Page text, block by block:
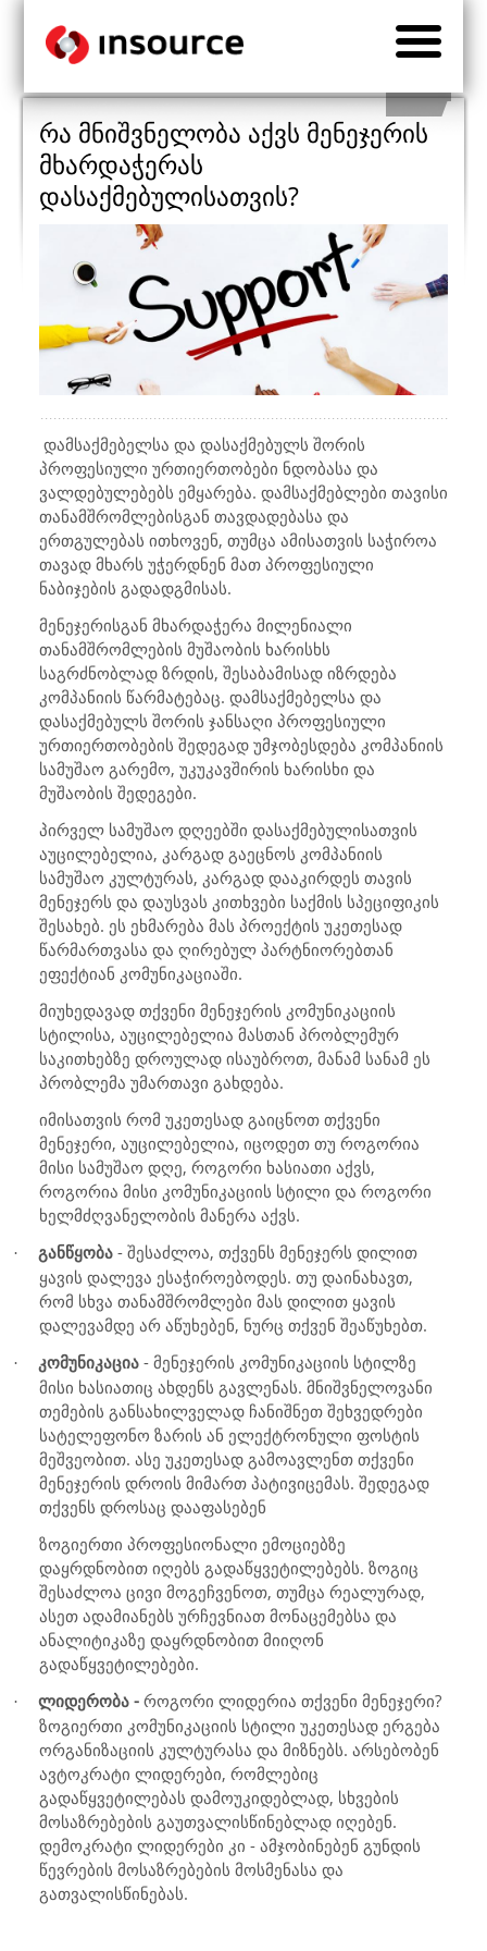
რა მნიშვნელობა აქვს მენეჯერის
მხარდაჭერას
დასაქმებულისათვის?
დამსაქმებელსა და დასაქმებულს შორის
პროფესიული ურთიერთობები ნდობასა და
ვალდებულებებს ემყარება. დამსაქმებლები თავისი
თანამშრომლებისგან თავდადებასა და
ერთგულებას ითხოვენ, თუმცა ამისათვის საჭიროა
თავად მხარს უჭერდნენ მათ პროფესიული
ნაბიჯების გადადგმისას.
მენეჯერისგან მხარდაჭერა მილენიალი
თანამშრომლების მუშაობის ხარისხს
საგრძნობლად ზრდის, შესაბამისად იზრდება
კომპანიის წარმატებაც. დამსაქმებელსა და
დასაქმებულს შორის ჯანსაღი პროფესიული
ურთიერთობების შედეგად უმჯობესდება კომპანიის
სამუშაო გარემო, უკუკავშირის ხარისხი და
მუშაობის შედეგები.
პირველ სამუშაო დღეებში დასაქმებულისათვის
აუცილებელია, კარგად გაეცნოს კომპანიის
სამუშაო კულტურას, კარგად დააკირდეს თავის
მენეჯერს და დაუსვას კითხვები საქმის სპეციფიკის
შესახებ. ეს ეხმარება მას პროექტის უკეთესად
წარმართვასა და ღირებულ პარტნიორებთან
ეფექტიან კომუნიკაციაში.
მიუხედავად თქვენი მენეჯერის კომუნიკაციის
სტილისა, აუცილებელია მასთან პრობლემურ
საკითხებზე დროულად ისაუბროთ, მანამ სანამ ეს
პრობლემა უმართავი გახდება.
იმისათვის რომ უკეთესად გაიცნოთ თქვენი
მენეჯერი, აუცილებელია, იცოდეთ თუ როგორია
მისი სამუშაო დღე, როგორი ხასიათი აქვს,
როგორია მისი კომუნიკაციის სტილი და როგორი
ხელმძღვანელობის მანერა აქვს.
· განწყობა- შესაძლოა, თქვენს მენეჯერს დილით
ყავის დალევა ესაჭიროებოდეს. თუ დაინახავთ,
რომ სხვა თანამშრომლები მას დილით ყავის
დალევამდე არ აწუხებენ, ნურც თქვენ შეაწუხებთ.
· კომუნიკაცია- მენეჯერის კომუნიკაციის სტილზე
მისი ხასიათიც ახდენს გავლენას. მნიშვნელოვანი
თემების განსახილველად ჩანიშნეთ შეხვედრები
სატელეფონო ზარის ან ელექტრონული ფოსტის
მეშვეობით. ასე უკეთესად გამოავლენთ თქვენი
მენეჯერის დროის მიმართ პატივიცემას. შედეგად
თქვენს დროსაც დააფასებენ
ზოგიერთი პროფესიონალი ემოციებზე
დაყრდნობით იღებს გადაწყვეტილებებს. ზოგიც
შესაძლოა ცივი მოგეჩვენოთ, თუმცა რეალურად,
ასეთ ადამიანებს ურჩევნიათ მონაცემებსა და
ანალიტიკაზე დაყრდნობით მიიღონ
გადაწყვეტილებები.
· ლიდერობა - როგორი ლიდერია თქვენი მენეჯერი?
ზოგიერთი კომუნიკაციის სტილი უკეთესად ერგება
ორგანიზაციის კულტურასა და მიზნებს. არსებობენ
ავტოკრატი ლიდერები, რომლებიც
გადაწყვეტილებას დამოუკიდებლად, სხვების
მოსაზრებების გაუთვალისწინებლად იღებენ.
დემოკრატი ლიდერები კი - ამჯობინებენ გუნდის
წევრების მოსაზრებების მოსმენასა და
გათვალისწინებას.